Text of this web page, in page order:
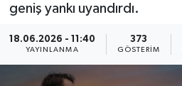
geniş yankı uyandırdı.
18.06.2026 - 11:40
YAYINLANMA
373
GÖSTERIM
KIRKAĞAÇ
DEMİRCİ
GÖLMARMARA
SARIGÖL
SARUHANLI
ŞEHZADELER
SPOR
YAŞAM
LIFE